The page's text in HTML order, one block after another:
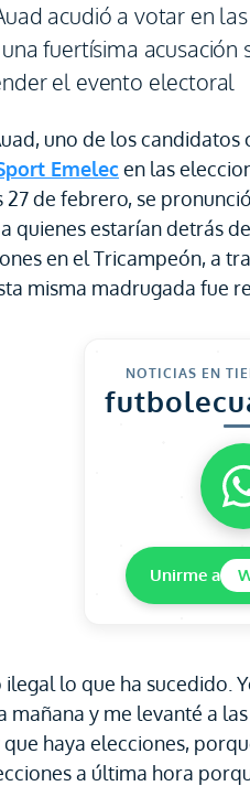
acudió a votar en
fuertísima acusación
el evento electoral
uno de los
Emelecen las
27 de febrero, se
quienes estarían detrás
en el Tricampeón, a
misma madrugada fue
NOTICIAS EN
Unirme a
ilegal lo que ha sucedido.
mañana y me levanté a
haya elecciones,
a última hora